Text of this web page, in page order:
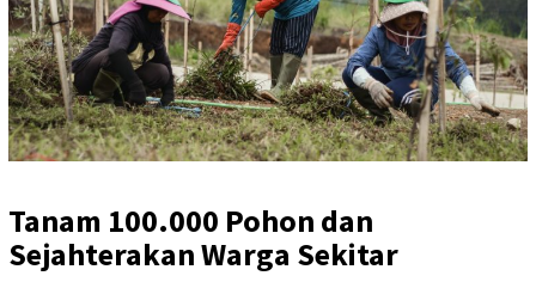
Tanam 100.000 Pohon dan
Sejahterakan Warga Sekitar